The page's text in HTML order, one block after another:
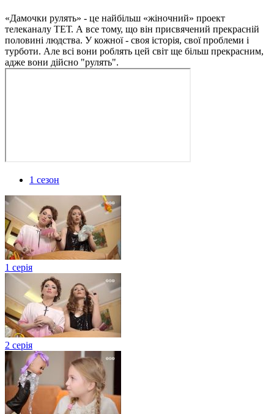
«Дамочки рулять» - це найбільш «жіночний» проект
телеканалу ТЕТ. А все тому, що він присвячений прекрасній
половині людства. У кожної - своя історія, свої проблеми і
турботи. Але всі вони роблять цей світ ще більш прекрасним,
адже вони дійсно "рулять".
1 сезон
1 серія
2 серія